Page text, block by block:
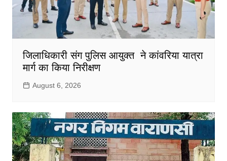
जिलाधिकारी संग पुलिस आयुक्त ने कांवरिया यात्रा
मार्ग का किया निरीक्षण
August 6, 2026